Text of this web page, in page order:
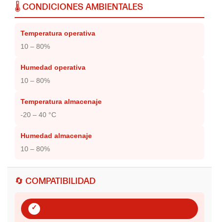
🌡️ CONDICIONES AMBIENTALES
Temperatura operativa
10 – 80%
Humedad operativa
10 – 80%
Temperatura almacenaje
-20 – 40 °C
Humedad almacenaje
10 – 80%
🔄 COMPATIBILIDAD
✓